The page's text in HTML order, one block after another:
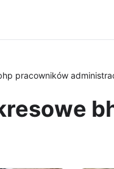
pracowników